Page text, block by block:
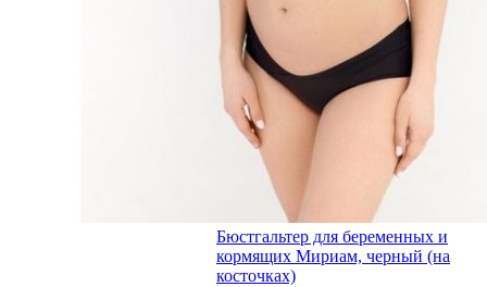
Бюстгальтер для беременных и
кормящих Мириам, черный (на
косточках)